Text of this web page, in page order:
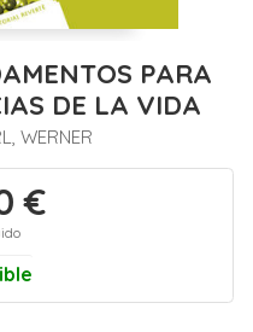
PARA
DE LA VIDA
WERNER
€